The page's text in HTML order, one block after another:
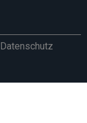
Datenschutz